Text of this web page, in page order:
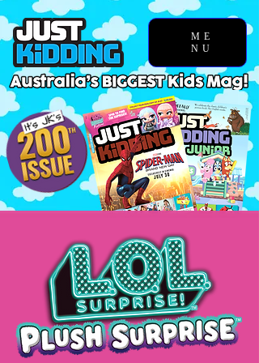
ME
NU